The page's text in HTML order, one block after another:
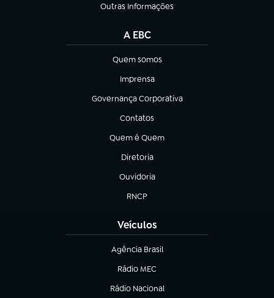
Outras Informações
(abre em nova aba)
A EBC
Quem somos
(abre em nova aba)
Imprensa
(abre em nova aba)
Governança Corporativa
(abre em nova aba)
Contatos
(abre em nova aba)
Quem é Quem
(abre em nova aba)
Diretoria
(abre em nova aba)
Ouvidoria
(abre em nova aba)
RNCP
(abre em nova aba)
Veículos
Agência Brasil
(abre em nova aba)
Rádio MEC
(abre em nova aba)
Rádio Nacional